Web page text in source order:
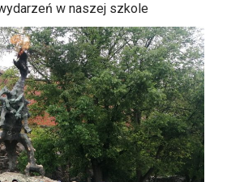
w naszej szkole